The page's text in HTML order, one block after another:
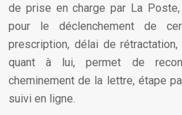
de prise en charge par La
pour le déclenchement de
prescription, délai de
quant à lui, permet de
cheminement de la lettre, étape
suivi en ligne.